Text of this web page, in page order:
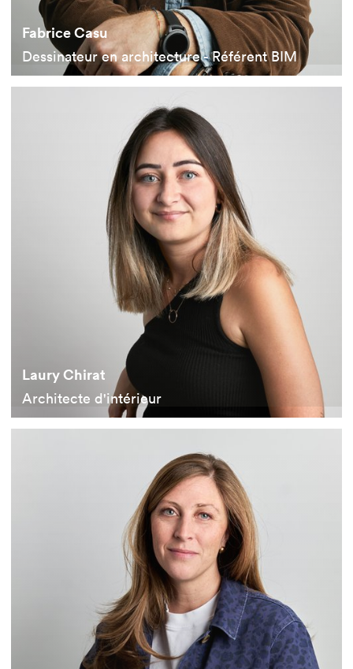
Fabrice Casu
Dessinateur en architecture - Référent BIM
Laury Chirat
Architecte d'intérieur